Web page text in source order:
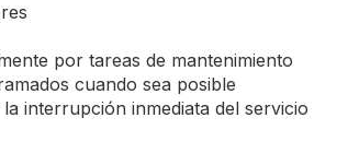
por tareas de mantenimiento
cuando sea posible
interrupción inmediata del servicio